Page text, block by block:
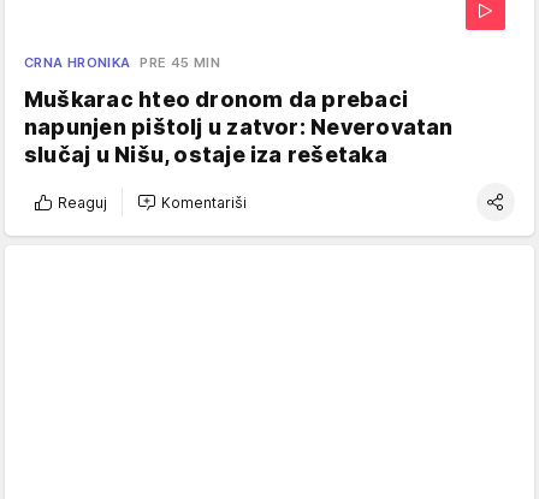
CRNA HRONIKA PRE 45 MIN
Muškarac hteo dronom da prebaci
napunjen pištolj u zatvor: Neverovatan
slučaj u Nišu, ostaje iza rešetaka
Reaguj Komentariši